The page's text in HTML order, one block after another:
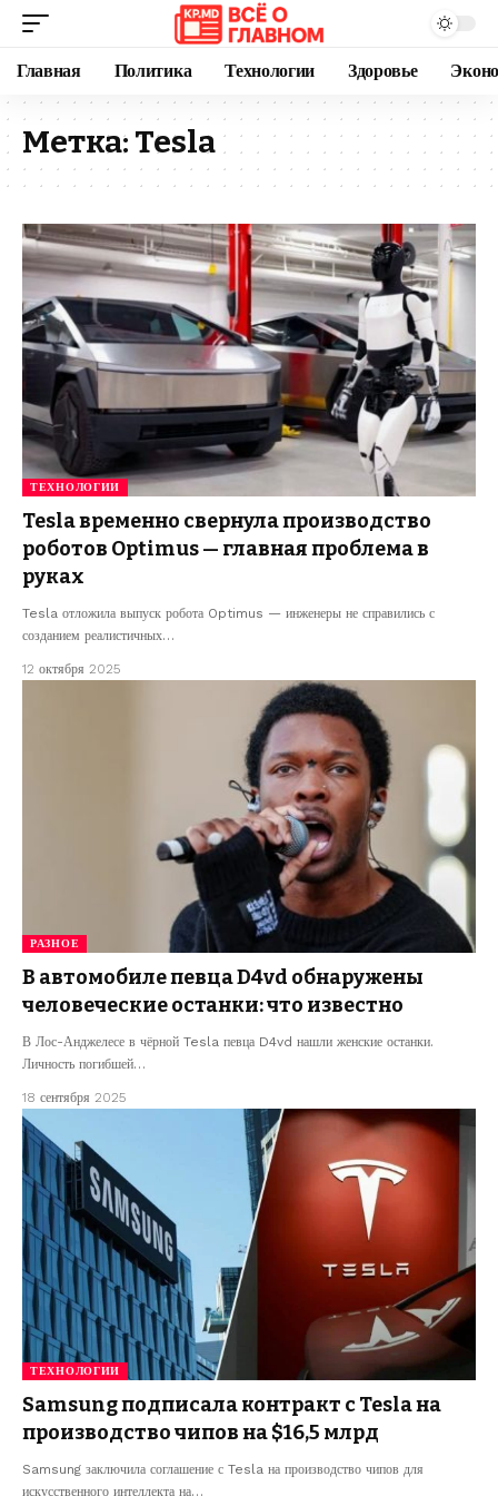
Главная Политика Технологии Здоровье
Метка: Tesla
ТЕХНОЛОГИИ
Tesla временно свернула производство
роботов Optimus — главная проблема в
руках
Tesla отложила выпуск робота Optimus — инженеры не справились с
созданием реалистичных…
12 октября 2025
РАЗНОЕ
В автомобиле певца D4vd обнаружены
человеческие останки: что известно
В Лос-Анджелесе в чёрной Tesla певца D4vd нашли женские останки.
Личность погибшей…
18 сентября 2025
ТЕХНОЛОГИИ
Samsung подписала контракт с Tesla на
производство чипов на $16,5 млрд
Samsung заключила соглашение с Tesla на производство чипов для
искусственного интеллекта на…